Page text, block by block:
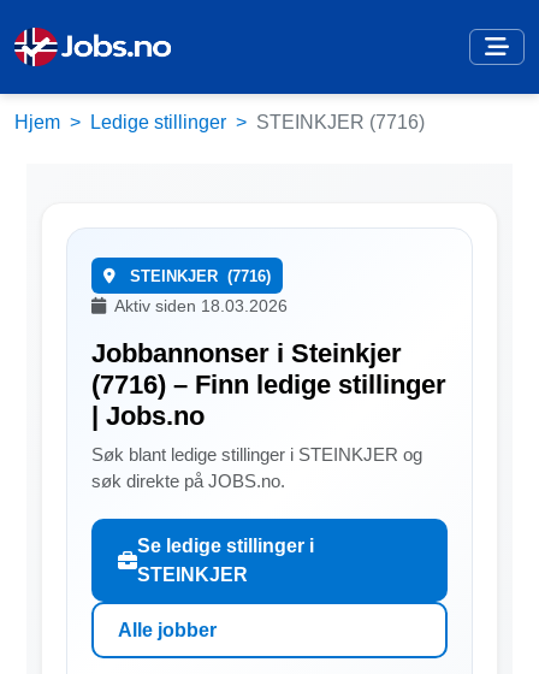
Hjem Ledige stillinger STEINKJER (7716)
STEINKJER (7716)
Aktiv siden 18.03.2026
Jobbannonser i Steinkjer
(7716) – Finn ledige stillinger
| Jobs.no
Søk blant ledige stillinger i STEINKJER og
søk direkte på JOBS.no.
Se ledige stillinger i
STEINKJER
Alle jobber